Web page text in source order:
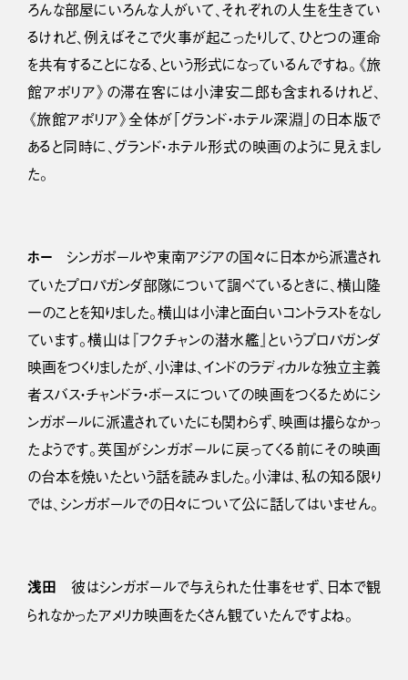
ろんな部屋にいろんな人がいて、それぞれの人生を生きてい
るけれど、例えばそこで火事が起こったりして、ひとつの運命
を共有することになる、という形式になっているんですね。《旅
館アポリア》の滞在客には小津安二郎も含まれるけれど、
《旅館アポリア》全体が「グランド・ホテル深淵」の日本版で
あると同時に、グランド・ホテル形式の映画のように見えまし
た。
ホー シンガポールや東南アジアの国々に日本から派遣され
ていたプロパガンダ部隊について調べているときに、横山隆
一のことを知りました。横山は小津と面白いコントラストをなし
ています。横山は『フクチャンの潜水艦』というプロパガンダ
映画をつくりましたが、小津は、インドのラディカルな独立主義
者スバス・チャンドラ・ボースについての映画をつくるためにシ
ンガポールに派遣されていたにも関わらず、映画は撮らなかっ
たようです。英国がシンガポールに戻ってくる前にその映画
の台本を焼いたという話を読みました。小津は、私の知る限り
では、シンガポールでの日々について公に話してはいません。
浅田 彼はシンガポールで与えられた仕事をせず、日本で観
られなかったアメリカ映画をたくさん観ていたんですよね。